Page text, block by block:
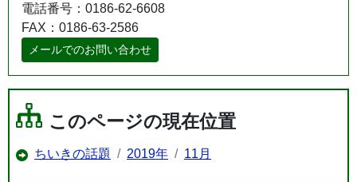
電話番号：0186-62-6608
FAX：0186-63-2586
メールでのお問い合わせ
このページの現在位置
ちいきの話題 2019年 11月